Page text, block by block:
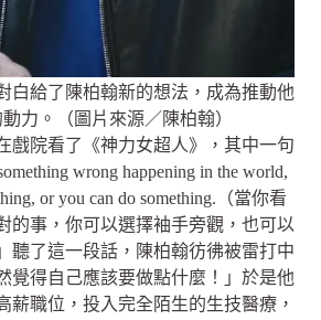
白給了陳柏翰新的想法，成為推動他
力。（圖片來源／陳柏翰）
戲院看了《神力女超人》，其中一句
wrong happening in the world,
or you can do something.（當你看
的事，你可以選擇袖手旁觀，也可以
聽了這一段話，陳柏翰彷彿被雷打中
覺得自己應該要做點什麼！」於是他
薪職位，投入完全陌生的生技醫療，